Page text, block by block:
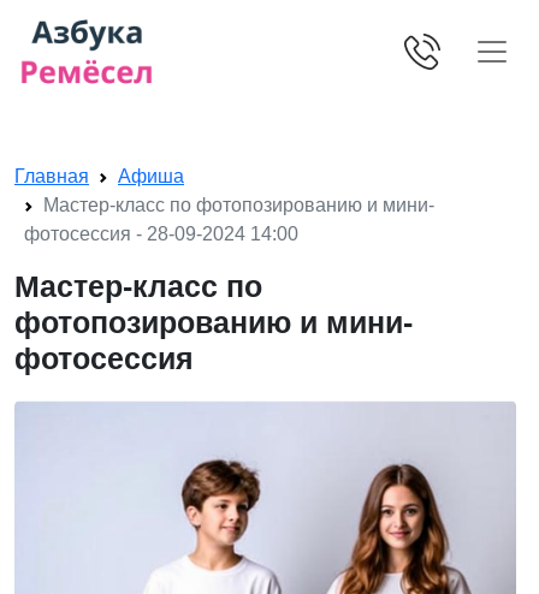
Главная
Афиша
Мастер-класс по фотопозированию и мини-
фотосессия - 28-09-2024 14:00
Мастер-класс по
фотопозированию и мини-
фотосессия